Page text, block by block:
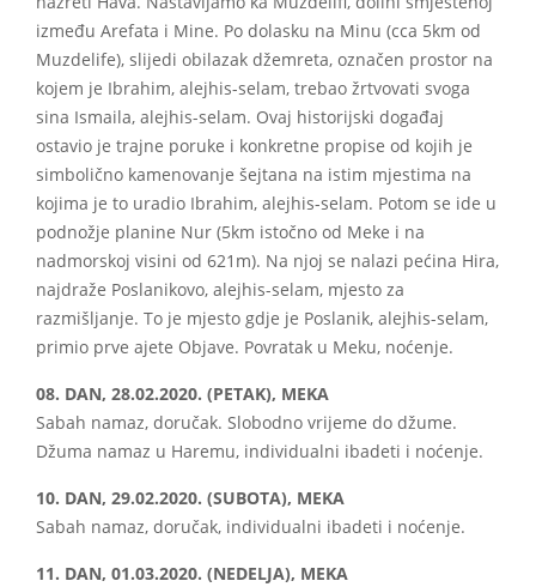
između Arefata i Mine. Po dolasku na Minu (cca 5km od
Muzdelife), slijedi obilazak džemreta, označen prostor na
kojem je Ibrahim, alejhis-selam, trebao žrtvovati svoga
sina Ismaila, alejhis-selam. Ovaj historijski događaj
ostavio je trajne poruke i konkretne propise od kojih je
simbolično kamenovanje šejtana na istim mjestima na
kojima je to uradio Ibrahim, alejhis-selam. Potom se ide u
podnožje planine Nur (5km istočno od Meke i na
nadmorskoj visini od 621m). Na njoj se nalazi pećina Hira,
najdraže Poslanikovo, alejhis-selam, mjesto za
razmišljanje. To je mjesto gdje je Poslanik, alejhis-selam,
primio prve ajete Objave. Povratak u Meku, noćenje.
08. DAN, 28.02.2020. (PETAK), MEKA
Sabah namaz, doručak. Slobodno vrijeme do džume.
Džuma namaz u Haremu, individualni ibadeti i noćenje.
10. DAN, 29.02.2020. (SUBOTA), MEKA
Sabah namaz, doručak, individualni ibadeti i noćenje.
11. DAN, 01.03.2020. (NEDELJA), MEKA